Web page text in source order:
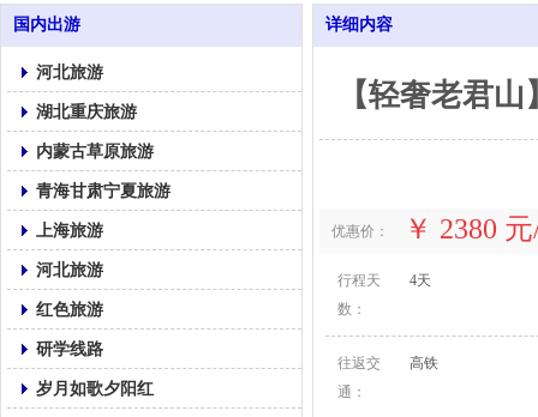
国内出游
河北旅游
湖北重庆旅游
内蒙古草原旅游
青海甘肃宁夏旅游
上海旅游
河北旅游
红色旅游
研学线路
岁月如歌夕阳红
详细内容
【轻奢老君
优惠价： ￥ 2380
行程天
数：
4天
往返交
通：
高铁